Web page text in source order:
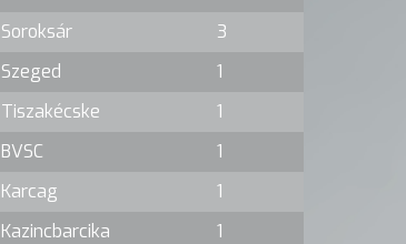
Soroksár
3
Szeged
1
Tiszakécske
1
BVSC
1
Karcag
1
Kazincbarcika
1